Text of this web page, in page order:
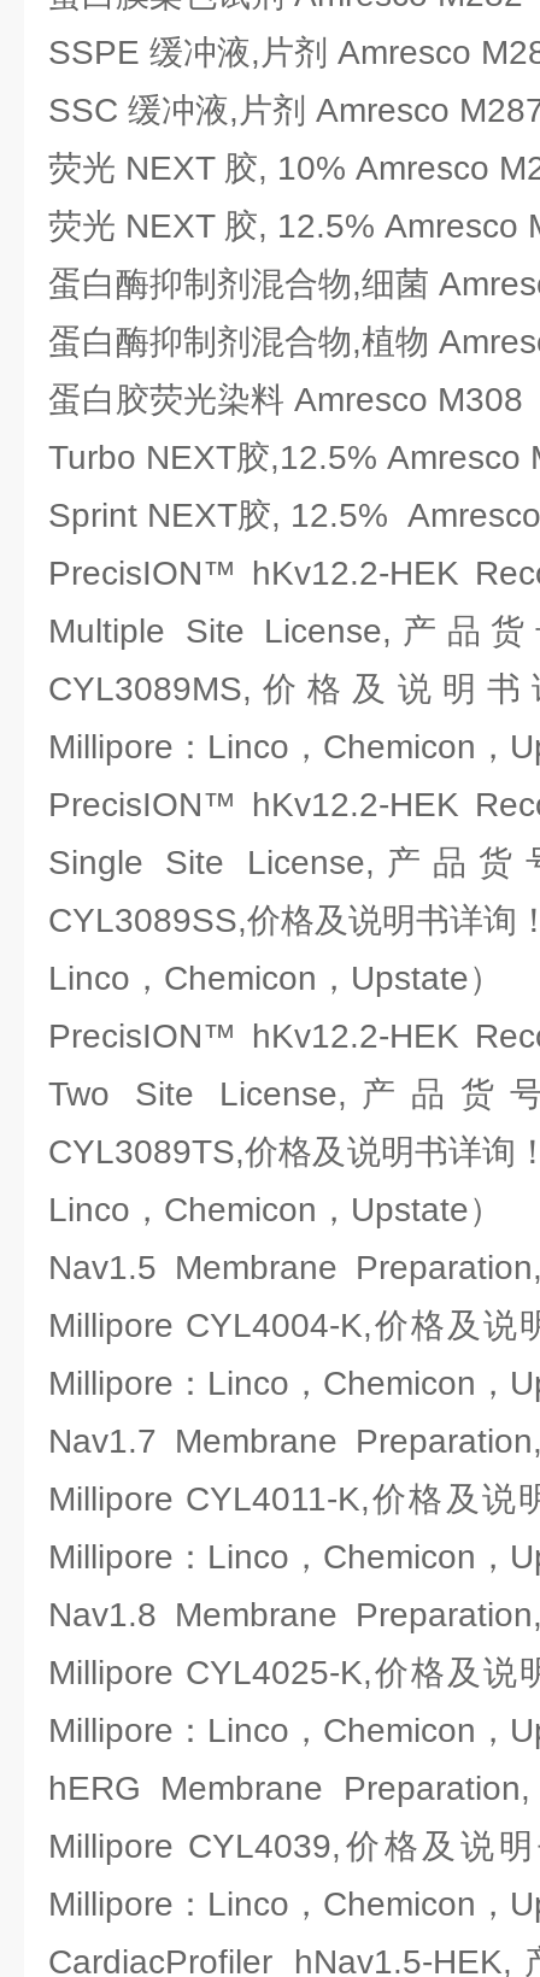
SSPE 缓冲液,片剂 Amresco
SSC 缓冲液,片剂 Amresco
荧光 NEXT 胶, 10% Amresco
荧光 NEXT 胶, 12.5% Amresco
蛋白酶抑制剂混合物,细菌
蛋白酶抑制剂混合物,植物
蛋白胶荧光染料 Amresco M308
Turbo NEXT胶,12.5% Amresco
Sprint NEXT胶, 12.5%
PrecisION™ hKv12.2-HEK
Multiple Site License,产品
CYL3089MS,价格及说明
Millipore：Linco，Chemicon，
PrecisION™ hKv12.2-HEK
Single Site License,产品
CYL3089SS,价格及说明书详询
Linco，Chemicon，Upstate）
PrecisION™ hKv12.2-HEK
Two Site License,产品货
CYL3089TS,价格及说明书详询
Linco，Chemicon，Upstate）
Nav1.5 Membrane
Millipore CYL4004-K,价格及
Millipore：Linco，Chemicon，
Nav1.7 Membrane
Millipore CYL4011-K,价格及
Millipore：Linco，Chemicon，
Nav1.8 Membrane
Millipore CYL4025-K,价格及
Millipore：Linco，Chemicon，
hERG Membrane
Millipore CYL4039,价格及说
Millipore：Linco，Chemicon，
CardiacProfiler hNav1.5-